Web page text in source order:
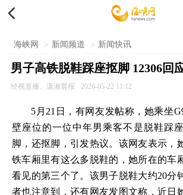

海峡网 > 新闻频道 > 新闻快讯
男子高铁脱鞋踩座抠脚 12306回
经视直播、潇湘晨报 2026-05-22 11:12
5月21日，有网友发帖称，她乘坐
壁座位的一位中年男乘客不是脱鞋踩
脚，还抠脚，引发热议。该网友表示，
铁车厢里有这么多脱鞋的，她所在的车
看见的第三个了。该男子脱鞋大约20分
者也注意到，还有网友发图文称，近日